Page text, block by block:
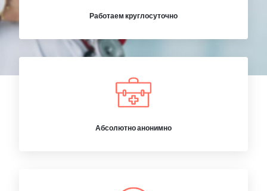
Работаем круглосуточно
Абсолютно анонимно